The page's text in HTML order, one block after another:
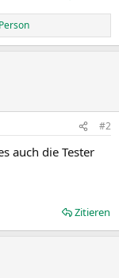
#2
auch die Tester
Zitieren